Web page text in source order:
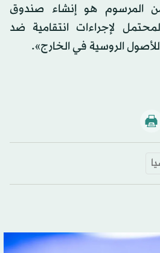
المرسوم هو إنشاء صندوق
لإجراءات انتقامية ضد
للأصول الروسية في الخارج».